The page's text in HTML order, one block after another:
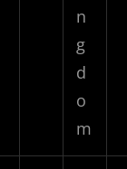
n
g
d
o
m